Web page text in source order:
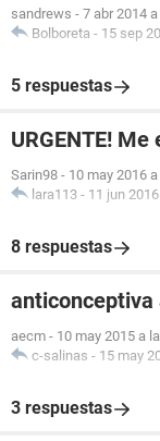
sandrews - 7 abr 2014
Bolboreta - 15 sep
5 respuestas
URGENTE!
Sarin98 - 10 may 2016
lara113 - 11 jun
8 respuestas
anticonceptiva
aecm - 10 may 2015 a
c-salinas - 15 may
3 respuestas